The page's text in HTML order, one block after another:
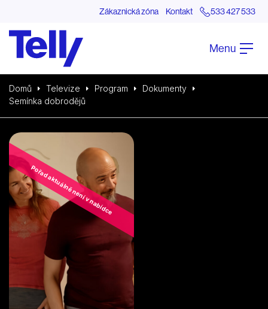
Zákaznická zóna Kontakt 533 427 533
Menu
Domů Televize Program
Dokumenty
Semínka dobrodějů
Pořad aktuálně není v nabídce